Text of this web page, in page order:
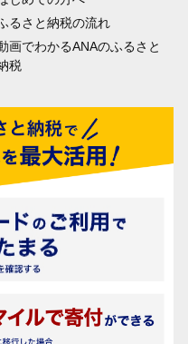
るさと納税の流れ
画でわかるANAのふるさと
税